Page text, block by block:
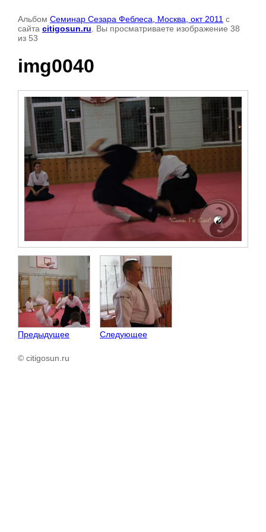
Альбом Семинар Сезара Феблеса, Москва, окт 2011 с
сайта citigosun.ru . Вы просматриваете изображение 38
из 53
img0040
Предыдущее Следующее
© citigosun.ru